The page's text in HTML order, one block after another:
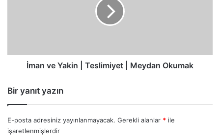
İman ve Yakin | Teslimiyet | Meydan Okumak
Bir yanıt yazın
E-posta adresiniz yayınlanmayacak. Gerekli alanlar * ile
işaretlenmişlerdir